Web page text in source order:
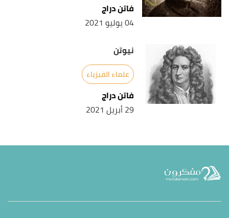
فاتن دراج
04 يوليو 2021
نيوتن
علماء الفيزياء
فاتن دراج
29 أبريل 2021